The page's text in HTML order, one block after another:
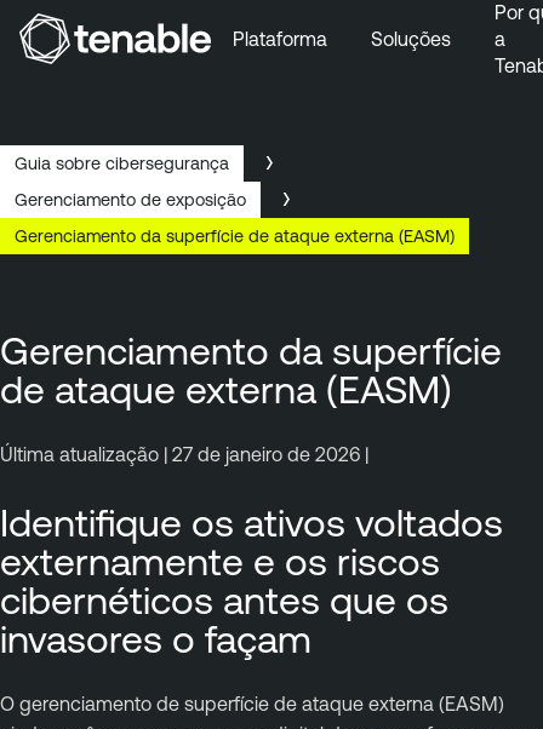
Ir para o fim
Plataforma Soluções
Por
a
Guia sobre cibersegurança
Gerenciamento de exposição
Gerenciamento da superfície de ataque externa (EASM)
Gerenciamento da superfície
de ataque externa (EASM)
Última atualização | 27 de janeiro de 2026 |
Identifique os ativos voltados
externamente e os riscos
cibernéticos antes que os
invasores o façam
O gerenciamento de superfície de ataque externa (EASM)